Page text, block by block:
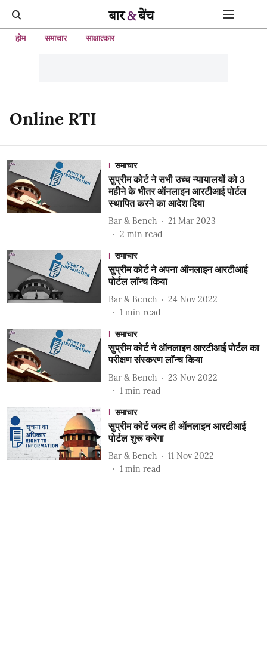
होम समाचार साक्षात्कार
Online RTI
समाचार
सुप्रीम कोर्ट ने सभी उच्च न्यायालयों को 3
महीने के भीतर ऑनलाइन आरटीआई पोर्टल
स्थापित करने का आदेश दिया
Bar & Bench
21 Mar 2023
2 min read
समाचार
सुप्रीम कोर्ट ने अपना ऑनलाइन आरटीआई
पोर्टल लॉन्च किया
Bar & Bench
24 Nov 2022
1 min read
समाचार
सुप्रीम कोर्ट ने ऑनलाइन आरटीआई पोर्टल का
परीक्षण संस्करण लॉन्च किया
Bar & Bench
23 Nov 2022
1 min read
समाचार
सुप्रीम कोर्ट जल्द ही ऑनलाइन आरटीआई
पोर्टल शुरू करेगा
Bar & Bench
11 Nov 2022
1 min read